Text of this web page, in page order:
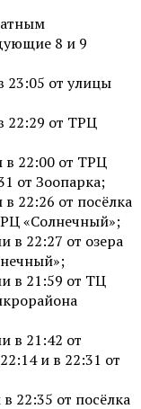
8 и 9
23:05 от улицы
22:29 от ТРЦ
22:00 от ТРЦ
от Зоопарка;
22:26 от посёлка
«Солнечный»;
в 22:27 от озера
в 21:59 от ТЦ
в 21:42 от
и в 22:31 от
22:35 от посёлка